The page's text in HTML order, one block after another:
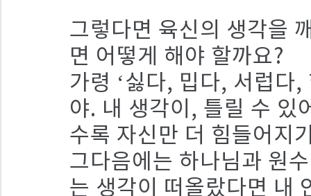
그렇다면 육신의 생각을
면 어떻게 해야 할까요?
가령 ‘싫다, 밉다, 서럽다
야. 내 생각이, 틀릴 수 있
수록 자신만 더 힘들어지
그다음에는 하나님과 원
는 생각이 떠올랐다면 내